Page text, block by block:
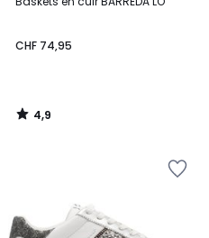
CHF 74,95
4,9
/